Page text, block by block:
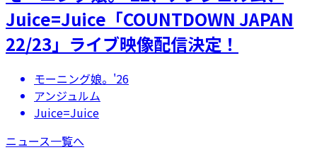
Juice=Juice「COUNTDOWN JAPAN
22/23」ライブ映像配信決定！
モーニング娘。'26
アンジュルム
Juice=Juice
ニュース一覧へ